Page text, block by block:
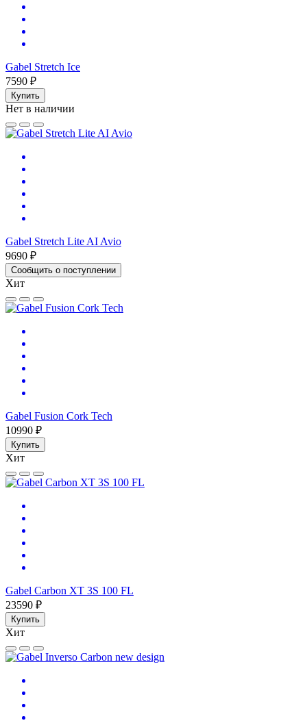
Gabel Stretch Ice
7590 ₽
Купить
Нет в наличии
Gabel Stretch Lite AI Avio
9690 ₽
Сообщить о поступлении
Хит
Gabel Fusion Cork Tech
10990 ₽
Купить
Хит
Gabel Carbon XT 3S 100 FL
23590 ₽
Купить
Хит